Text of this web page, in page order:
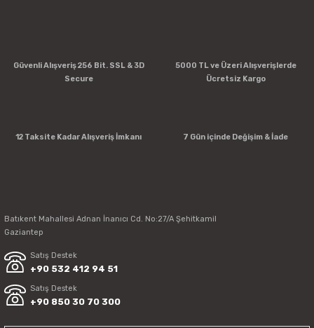
Güvenli Alışveriş 256 Bit. SSL & 3D
Secure
5000 TL ve Üzeri Alışverişlerde
Ücretsiz Kargo
12 Taksite Kadar Alışveriş İmkanı 7 Gün içinde Değişim & İade
Batıkent Mahallesi Adnan İnanıcı Cd. No:27/A Şehitkamil
Gaziantep
Satış Destek
+90 532 412 94 51
Satış Destek
+90 850 30 70 300